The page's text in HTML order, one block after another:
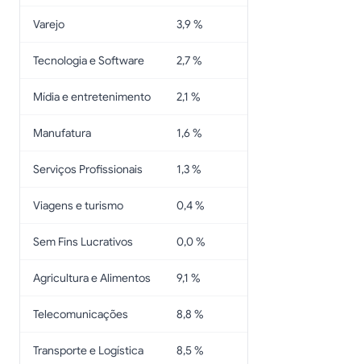
Varejo 3,9 %
Tecnologia e Software 2,7 %
Mídia e entretenimento 2,1 %
Manufatura 1,6 %
Serviços Profissionais 1,3 %
Viagens e turismo 0,4 %
Sem Fins Lucrativos 0,0 %
Agricultura e Alimentos 9,1 %
Telecomunicações 8,8 %
Transporte e Logística 8,5 %